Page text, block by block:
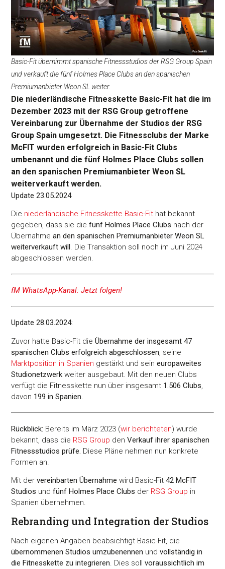
Basic-Fit übernimmt spanische Fitnessstudios der RSG Group Spain
und verkauft die fünf Holmes Place Clubs an den spanischen
Premiumanbieter Weon SL weiter.
Die niederländische Fitnesskette Basic-Fit hat die im
Dezember 2023 mit der RSG Group getroffene
Vereinbarung zur Übernahme der Studios der RSG
Group Spain umgesetzt. Die Fitnessclubs der Marke
McFIT wurden erfolgreich in Basic-Fit Clubs
umbenannt und die fünf Holmes Place Clubs sollen
an den spanischen Premiumanbieter Weon SL
weiterverkauft werden.
Update 23.05.2024
Die niederländische Fitnesskette Basic-Fit hat bekannt
gegeben, dass sie diefünf Holmes Place Clubs nach der
Übernahmean den spanischen Premiumanbieter Weon SL
weiterverkauft will. Die Transaktion soll noch im Juni 2024
abgeschlossen werden.
fM WhatsApp-Kanal: Jetzt folgen!
Update 28.03.2024:
Zuvor hatte Basic-Fit dieÜbernahme der insgesamt 47
spanischen Clubs erfolgreich abgeschlossen , seine
Marktposition in Spanien gestärkt und seineuropaweites
Studionetzwerk weiter ausgebaut. Mit den neuen Clubs
verfügt die Fitnesskette nun über insgesamt 1.506 Clubs
davon 199 in Spanien
Rückblick: Bereits im März 2023 (wir berichteten) wurde
bekannt, dass die RSG Group denVerkauf ihrer spanischen
Fitnessstudios prüfe. Diese Pläne nehmen nun konkrete
Formen an.
Mit dervereinbarten Übernahme wird Basic-Fit42 McFIT
Studios undfünf Holmes Place Clubs der RSG Group in
Spanien übernehmen.
Rebranding und Integration der Studios
Nach eigenen Angaben beabsichtigt Basic-Fit, die
übernommenen Studios umzubenennen undvollständig in
die Fitnesskette zu integrieren. Dies sollvoraussichtlich im